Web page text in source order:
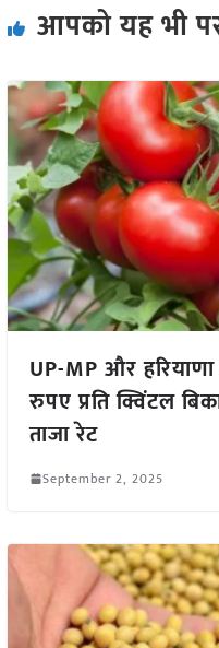
आपको यह भी
UP-MP और
रुपए प्रति क्विंटल
ताजा रेट
September 2, 2025